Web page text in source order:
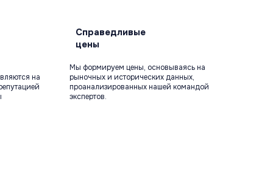
на
Справедливые
цены
Мы формируем цены, основываясь на
рыночных и исторических данных,
проанализированных нашей командой
экспертов.